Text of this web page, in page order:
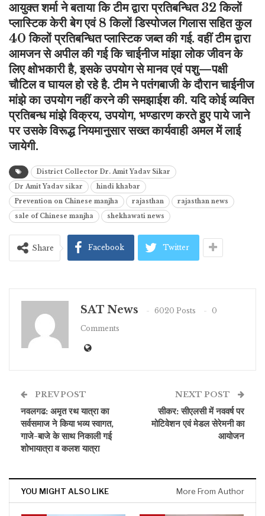
आयुक्त शर्मा ने बताया कि टीम द्वारा प्रतिबन्धित 32 किलों
प्लास्टिक केरी बेग एवं 8 किलों डिस्पोजल गिलास सहित कुल
40 किलों प्रतिबन्धित प्लास्टिक जब्त की गई. वहीं टीम द्वारा
आमजन से अपील की गई कि चाईनीज मांझा लोक जीवन के
लिए क्षोभकारी है, इसके उपयोग से मानव एवं पशु—पक्षी
चौटिल व घायल हो रहे है. टीम ने पतंगबाजी के दौरान चाईनीज
मांझे का उपयोग नहीं करने की समझाईश की. यदि कोई व्यक्ति
प्रतिबन्ध मांझे विक्रय, उपयोग, भण्डारण करते हुुए पाये जाने
पर उसके विरूद्ध नियमानुसार सख्त कार्यवाही अमल में लाई
जायेगी.
District Collector Dr. Amit Yadav Sikar
Dr Amit Yadav sikar
hindi khabar
Prevention on Chinese manjha
rajasthan
rajasthan news
sale of Chinese manjha
shekhawati news
Share Facebook Twitter
SAT News 6020 Posts
0
Comments
PREV POST
नवलगढ: अमृत रथ यात्रा का
सर्वसमाज ने किया भव्य स्वागत,
गाजे-बाजे के साथ निकाली गई
शोभायात्रा व कलश यात्रा
NEXT POST
सीकर: सीएलसी में नववर्ष पर
मोटिवेशन एवं मेडल सेरेमनी का
आयोजन
YOU MIGHT ALSO LIKE More From Author